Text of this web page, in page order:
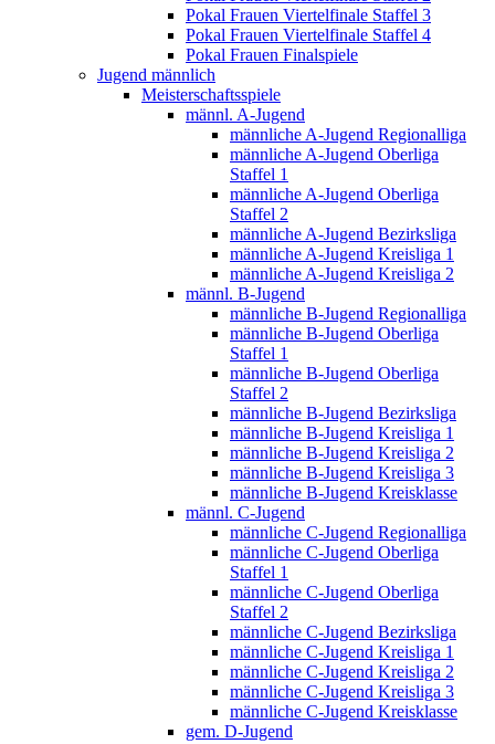
Pokal Frauen Viertelfinale Staffel 3
Pokal Frauen Viertelfinale Staffel 4
Pokal Frauen Finalspiele
Jugend männlich
Meisterschaftsspiele
männl. A-Jugend
männliche A-Jugend Regionalliga
männliche A-Jugend Oberliga
Staffel 1
männliche A-Jugend Oberliga
Staffel 2
männliche A-Jugend Bezirksliga
männliche A-Jugend Kreisliga 1
männliche A-Jugend Kreisliga 2
männl. B-Jugend
männliche B-Jugend Regionalliga
männliche B-Jugend Oberliga
Staffel 1
männliche B-Jugend Oberliga
Staffel 2
männliche B-Jugend Bezirksliga
männliche B-Jugend Kreisliga 1
männliche B-Jugend Kreisliga 2
männliche B-Jugend Kreisliga 3
männliche B-Jugend Kreisklasse
männl. C-Jugend
männliche C-Jugend Regionalliga
männliche C-Jugend Oberliga
Staffel 1
männliche C-Jugend Oberliga
Staffel 2
männliche C-Jugend Bezirksliga
männliche C-Jugend Kreisliga 1
männliche C-Jugend Kreisliga 2
männliche C-Jugend Kreisliga 3
männliche C-Jugend Kreisklasse
gem. D-Jugend